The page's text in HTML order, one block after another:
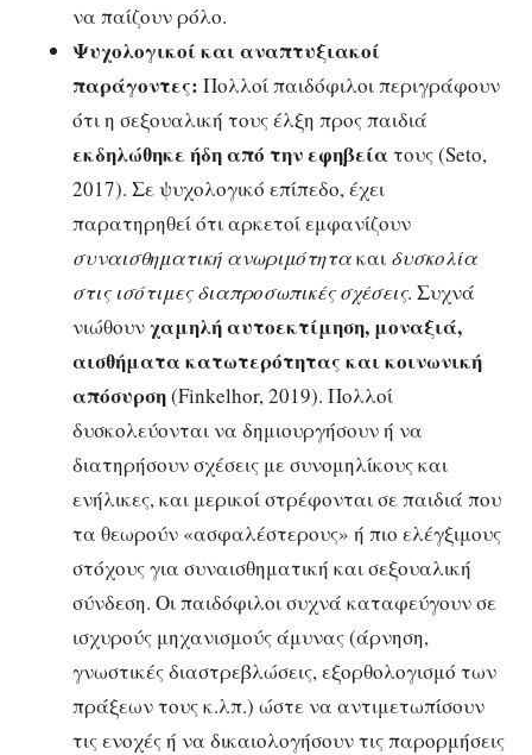
να παίζουν ρόλο.
Ψυχολογικοί και αναπτυξιακοί
παράγοντες: Πολλοί παιδόφιλοι περιγράφουν
ότι η σεξουαλική τους έλξη προς παιδιά
εκδηλώθηκε ήδη από την εφηβείατους (Seto,
2017). Σε ψυχολογικό επίπεδο, έχει
παρατηρηθεί ότι αρκετοί εμφανίζουν
συναισθηματική ανωριμότητακαι δυσκολία
στις ισότιμες διαπροσωπικές σχέσεις. Συχνά
νιώθουνχαμηλή αυτοεκτίμηση, μοναξιά,
αισθήματα κατωτερότητας και κοινωνική
απόσυρση(Finkelhor, 2019). Πολλοί
δυσκολεύονται να δημιουργήσουν ή να
διατηρήσουν σχέσεις με συνομηλίκους και
ενήλικες, και μερικοί στρέφονται σε παιδιά που
τα θεωρούν «ασφαλέστερους» ή πιο ελέγξιμους
στόχους για συναισθηματική και σεξουαλική
σύνδεση. Οι παιδόφιλοι συχνά καταφεύγουν σε
ισχυρούς μηχανισμούς άμυνας (άρνηση,
γνωστικές διαστρεβλώσεις, εξορθολογισμό των
πράξεων τους κ.λπ.) ώστε να αντιμετωπίσουν
τις ενοχές ή να δικαιολογήσουν τις παρορμήσεις